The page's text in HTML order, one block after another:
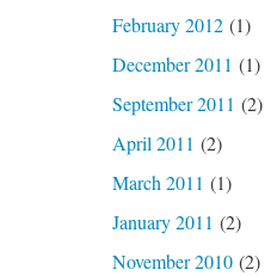
February 2012(1)
December 2011 (1)
September 2011 (2)
April 2011 (2)
March 2011 (1)
January 2011 (2)
November 2010(2)